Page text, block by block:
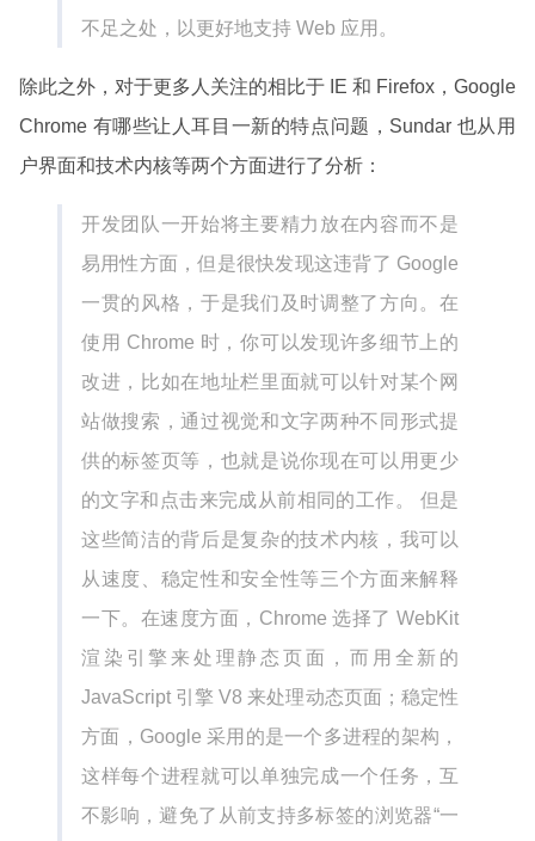
不足之处，以更好地支持 Web 应用。
除此之外，对于更多人关注的相比于 IE 和 Firefox，Google
Chrome 有哪些让人耳目一新的特点问题，Sundar 也从用
户界面和技术内核等两个方面进行了分析：
开发团队一开始将主要精力放在内容而不是
易用性方面，但是很快发现这违背了 Google
一贯的风格，于是我们及时调整了方向。在
使用 Chrome 时，你可以发现许多细节上的
改进，比如在地址栏里面就可以针对某个网
站做搜索，通过视觉和文字两种不同形式提
供的标签页等，也就是说你现在可以用更少
的文字和点击来完成从前相同的工作。 但是
这些简洁的背后是复杂的技术内核，我可以
从速度、稳定性和安全性等三个方面来解释
一下。在速度方面，Chrome 选择了 WebKit
渲染引擎来处理静态页面，而用全新的
JavaScript 引擎 V8 来处理动态页面；稳定性
方面，Google 采用的是一个多进程的架构，
这样每个进程就可以单独完成一个任务，互
不影响，避免了从前支持多标签的浏览器“一